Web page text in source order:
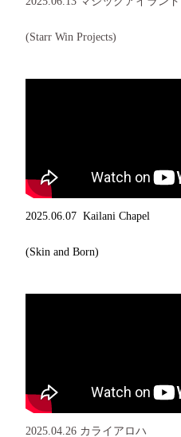
(Starr Win Projects)
2025.06.07 Kailani Chapel
(Skin and Born)
2025.04.26 カライアロハ